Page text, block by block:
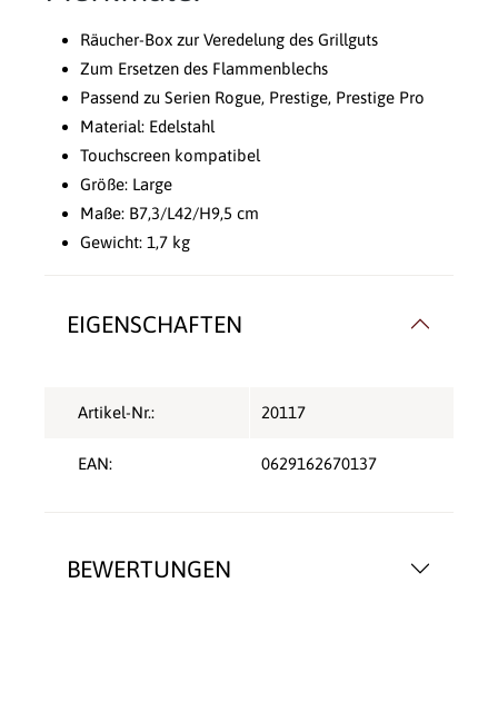
Räucher-Box zur Veredelung des Grillguts
Zum Ersetzen des Flammenblechs
Passend zu Serien Rogue, Prestige, Prestige Pro
Material: Edelstahl
Touchscreen kompatibel
Größe: Large
Maße: B7,3/L42/H9,5 cm
Gewicht: 1,7 kg
BEWERTUNGEN
EIGENSCHAFTEN
Artikel-Nr.: 20117
EAN: 0629162670137